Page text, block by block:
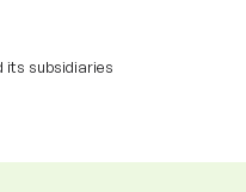
its subsidiaries